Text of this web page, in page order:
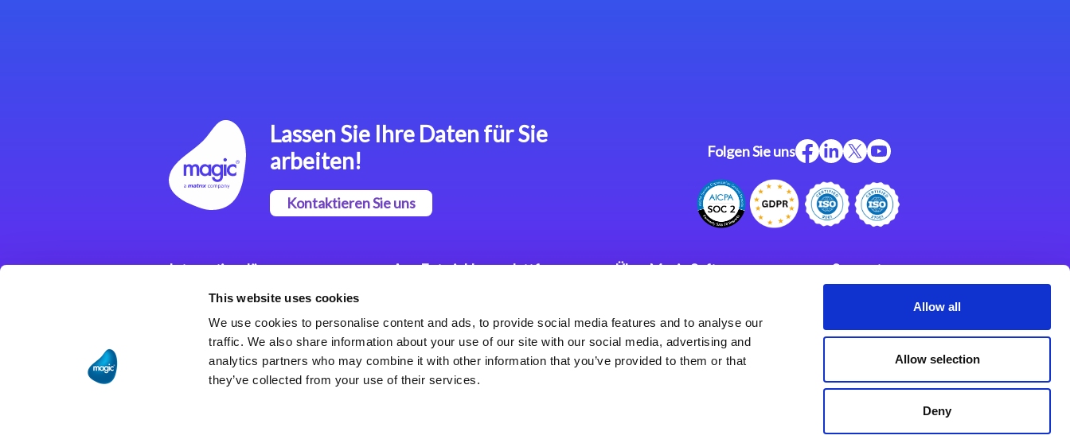
This website uses cookies
We use cookies to personalise content and ads, to provide social media features and to analyse our
traffic. We also share information about your use of our site with our social media, advertising and
analytics partners who may combine it with other information that you’ve provided to them or that
they’ve collected from your use of their services.
Allow all
Allow selection
Deny
Lassen Sie Ihre Daten für Sie
arbeiten!
Kontaktieren Sie uns
Folgen Sie uns
Integrationslösungen
Magic xpi
Integrationsplattform
App Entwicklungsplattform
Plattform
Magic xpa Web Application
Framework
Über Magic Software
Karriere
Datenschutzerklärung
Weltweite Niederlassungen
Support
Impressum